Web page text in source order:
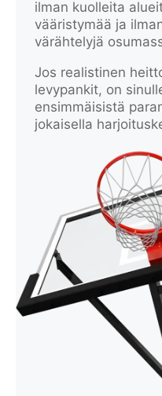
ilman kuolleita
vääristymää ja
värähtelyjä
Jos realistinen
levypankit, on
ensimmäisistä
jokaisella